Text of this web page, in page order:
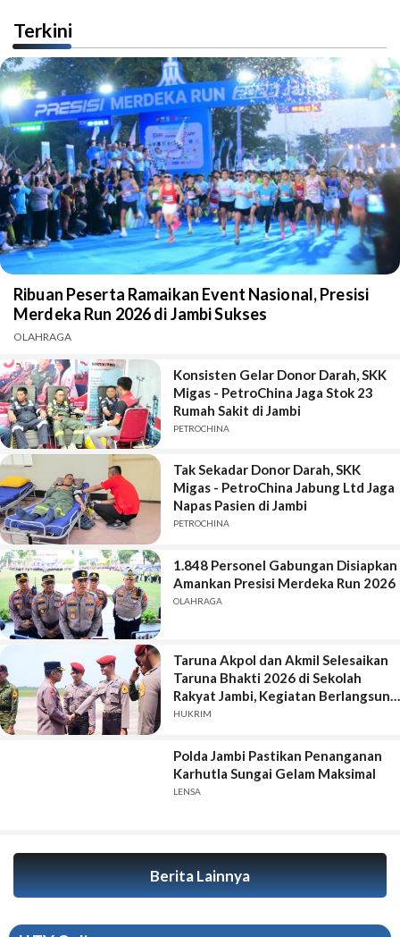
Terkini
Ribuan Peserta Ramaikan Event Nasional, Presisi
Merdeka Run 2026 di Jambi Sukses
OLAHRAGA
Konsisten Gelar Donor Darah, SKK
Migas - PetroChina Jaga Stok 23
Rumah Sakit di Jambi
PETROCHINA
Tak Sekadar Donor Darah, SKK
Migas - PetroChina Jabung Ltd Jaga
Napas Pasien di Jambi
PETROCHINA
1.848 Personel Gabungan Disiapkan
Amankan Presisi Merdeka Run 2026
OLAHRAGA
Taruna Akpol dan Akmil Selesaikan
Taruna Bhakti 2026 di Sekolah
Rakyat Jambi, Kegiatan Berlangsung
Aman dan Lancar
HUKRIM
Polda Jambi Pastikan Penanganan
Karhutla Sungai Gelam Maksimal
LENSA
Berita Lainnya